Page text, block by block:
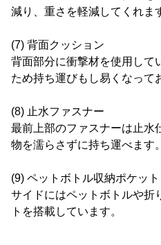
減り、重さを軽減してくれま
(7) 背面クッション
背面部分に衝撃材を使用して
ため持ち運びもし易くなって
(8) 止水ファスナー
最前上部のファスナーは止水
物を濡らさずに持ち運べます。
(9) ペットボトル収納ポケット
サイドにはペットボトルや折
トを搭載しています。